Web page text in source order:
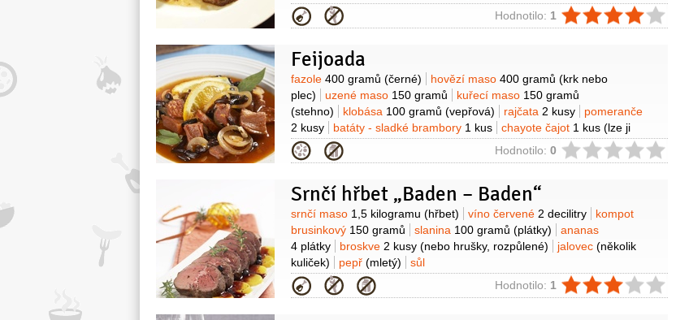
doměkka)
kusu
smetana
1/2decilitru pepř(mletý) sůl
Kategorie Hodnotilo: 1
Feijoada
Suroviny
fazole 400 gramů (černé) hovězí maso 400 gramů (krk nebo
plec)
uzené maso 150 gramů kuřecí maso 150 gramů
(stehno)
klobása 100 gramů (vepřová) rajčata 2 kusy
pomeranče
2 kusy
batáty - sladké brambory 1 kus chayote čajot 1 kus (lze ji
nahradit kedlubnou)
Kategorie Hodnotilo: 0
Srnčí hřbet „Baden – Baden“
Suroviny
srnčí maso 1,5 kilogramu (hřbet) víno červené 2 decilitry
kompot
brusinkový 150 gramů slanina 100 gramů (plátky)
ananas
4 plátky
broskve 2 kusy (nebo hrušky, rozpůlené) jalovec (několik
kuliček)
pepř (mletý) sůl
Kategorie Hodnotilo: 1